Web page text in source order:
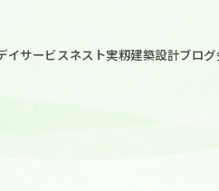
イサービスネスト実籾建築設計ブログ